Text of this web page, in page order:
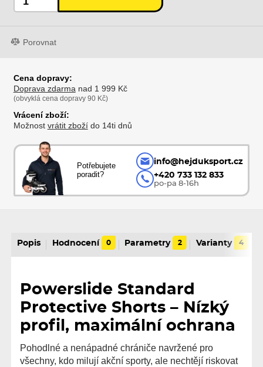
Porovnat
Cena dopravy:
Doprava zdarma nad 1 999 Kč
(obvyklá cena dopravy 90 Kč)
Vrácení zboží:
Možnost vrátit zbožído 14ti dnů
Potřebujete
poradit?
info@hejduksport.cz
+420 733 132 833
po-pa 8-16h
Popis Hodnocení 0 Parametry 2 Varianty 4
Powerslide Standard
Protective Shorts – Nízký
profil, maximální ochrana
Pohodlné a nenápadné chrániče navržené pro
všechny, kdo milují akční sporty, ale nechtějí riskovat